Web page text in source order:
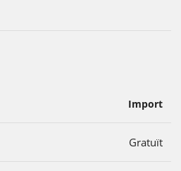
Import
Gratuït